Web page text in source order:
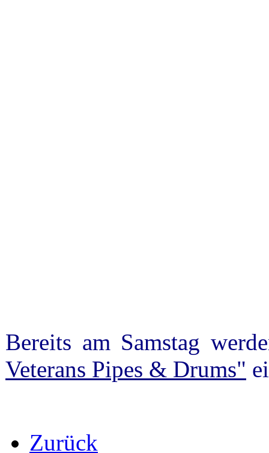
Bereits am Samstag
Veterans Pipes & Drums"
Zurück